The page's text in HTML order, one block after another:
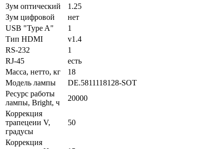
Зум оптический
1.25
Зум цифровой
нет
USB "Type A"
1
Тип HDMI
v1.4
RS-232
1
RJ-45
есть
Масса, нетто, кг
18
Модель лампы
DE.5811118128-SOT
Ресурс работы
лампы, Bright, ч
20000
Коррекция
трапецеии V,
градусы
50
Коррекция